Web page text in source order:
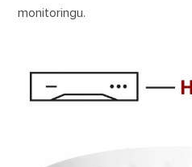
monitoringu.